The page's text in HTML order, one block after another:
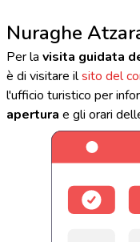
Nuraghe
Per la visita guidata
è di visitare ilsito del
l'ufficio turistico per
apertura e gli orari